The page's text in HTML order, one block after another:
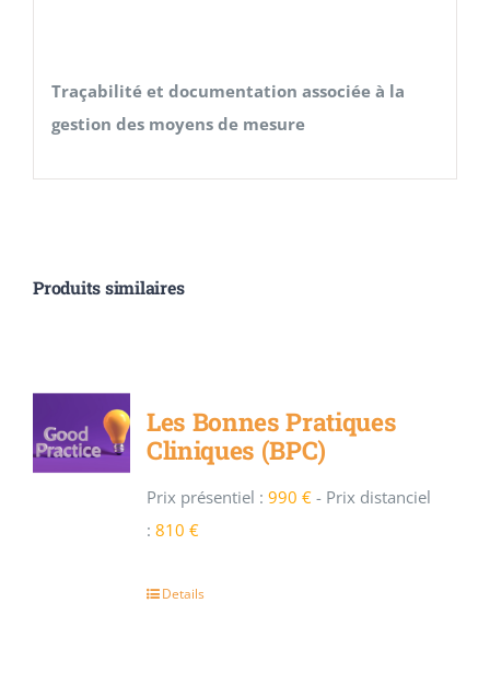
Traçabilité et documentation associée à la
gestion des moyens de mesure
Produits similaires
Les Bonnes Pratiques
Cliniques (BPC)
Prix présentiel : 990 € - Prix distanciel
: 810 €
Details